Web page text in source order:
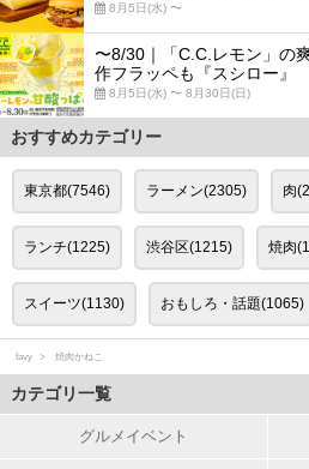
8月5日(水) 〜
〜8/30｜「C.C.レモン」の
作フラッペも『スシロー』
8月5日(水) 〜 8月30日(日)
おすすめカテゴリー
東京都(7546) ラーメン(2305) 肉
ランチ(1225) 渋谷区(1215) 焼肉
スイーツ(1130) おもしろ・話題(1065)
favy 焼肉かねこ
カテゴリ一覧
グルメイベント